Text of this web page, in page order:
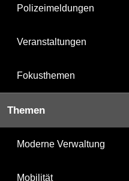
Polizeimeldungen
Veranstaltungen
Fokusthemen
Themen
Moderne Verwaltung
Mobilität